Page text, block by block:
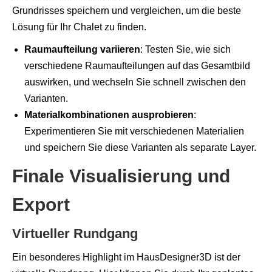
Grundrisses speichern und vergleichen, um die beste
Lösung für Ihr Chalet zu finden.
Raumaufteilung variieren: Testen Sie, wie sich
verschiedene Raumaufteilungen auf das Gesamtbild
auswirken, und wechseln Sie schnell zwischen den
Varianten.
Materialkombinationen ausprobieren:
Experimentieren Sie mit verschiedenen Materialien
und speichern Sie diese Varianten als separate Layer.
Finale Visualisierung und
Export
Virtueller Rundgang
Ein besonderes Highlight im HausDesigner3D ist der